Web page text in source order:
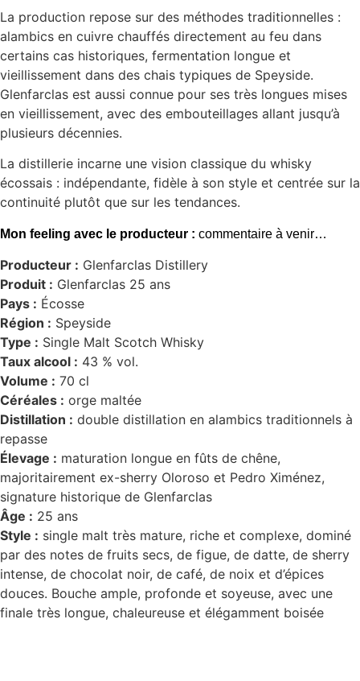
La production repose sur des méthodes traditionnelles :
alambics en cuivre chauffés directement au feu dans
certains cas historiques, fermentation longue et
vieillissement dans des chais typiques de Speyside.
Glenfarclas est aussi connue pour ses très longues mises
en vieillissement, avec des embouteillages allant jusqu’à
plusieurs décennies.
La distillerie incarne une vision classique du whisky
écossais : indépendante, fidèle à son style et centrée sur la
continuité plutôt que sur les tendances.
Mon feeling avec le producteur : commentaire à venir…
Producteur : Glenfarclas Distillery
Produit : Glenfarclas 25 ans
Pays : Écosse
Région : Speyside
Type : Single Malt Scotch Whisky
Taux alcool : 43 % vol.
Volume : 70 cl
Céréales : orge maltée
Distillation : double distillation en alambics traditionnels à
repasse
Élevage : maturation longue en fûts de chêne,
majoritairement ex-sherry Oloroso et Pedro Ximénez,
signature historique de Glenfarclas
Âge : 25 ans
Style : single malt très mature, riche et complexe, dominé
par des notes de fruits secs, de figue, de datte, de sherry
intense, de chocolat noir, de café, de noix et d’épices
douces. Bouche ample, profonde et soyeuse, avec une
finale très longue, chaleureuse et élégamment boisée